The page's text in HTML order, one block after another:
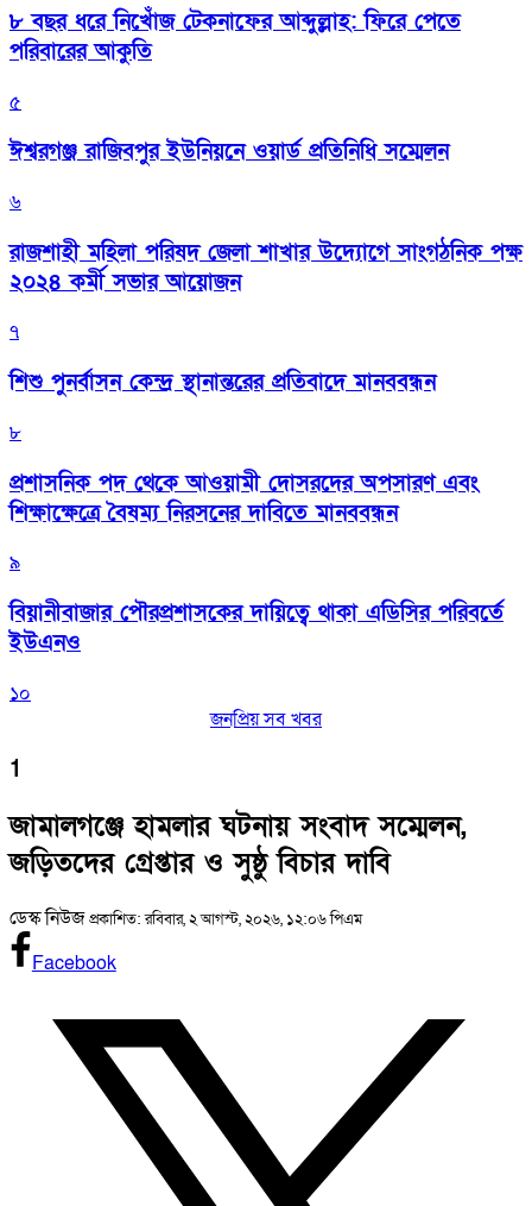
৮ বছর ধরে নিখোঁজ টেকনাফের আব্দুল্লাহ: ফিরে পেতে
পরিবারের আকুতি
৫
ঈশ্বরগঞ্জ রাজিবপুর ইউনিয়নে ওয়ার্ড প্রতিনিধি সম্মেলন
৬
রাজশাহী মহিলা পরিষদ জেলা শাখার উদ্যোগে সাংগঠনিক পক্ষ
২০২৪ কর্মী সভার আয়োজন
৭
শিশু পুনর্বাসন কেন্দ্র স্থানান্তরের প্রতিবাদে মানববন্ধন
৮
প্রশাসনিক পদ থেকে আওয়ামী দোসরদের অপসারণ এবং
শিক্ষাক্ষেত্রে বৈষম্য নিরসনের দাবিতে মানববন্ধন
৯
বিয়ানীবাজার পৌরপ্রশাসকের দায়িত্বে থাকা এডিসির পরিবর্তে
ইউএনও
১০
জনপ্রিয় সব খবর
1
জামালগঞ্জে হামলার ঘটনায় সংবাদ সম্মেলন,
জড়িতদের গ্রেপ্তার ও সুষ্ঠু বিচার দাবি
ডেস্ক নিউজপ্রকাশিত: রবিবার, ২ আগস্ট, ২০২৬, ১২:০৬ পিএম
Facebook